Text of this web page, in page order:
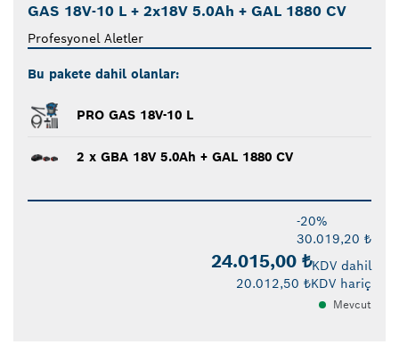
GAS 18V-10 L + 2x18V 5.0Ah + GAL 1880 CV
Profesyonel Aletler
Bu pakete dahil olanlar:
PRO GAS 18V-10 L
2 x GBA 18V 5.0Ah + GAL 1880 CV
-20%
30.019,20 ₺
24.015,00 ₺KDV dahil
20.012,50 ₺KDV hariç
Mevcut